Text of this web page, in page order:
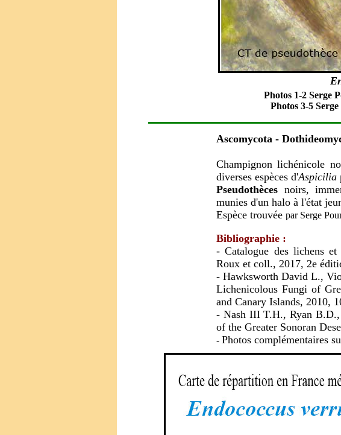
Photos 1-2 Serge
Photos 3-5
Ascomycota -
Champignon lichénicole
diverses espèces d'Aspicilia
Pseudothèces noirs,
munies d'un halo à l'état
Espèce trouvée par Serge
Bibliographie :
- Catalogue des lichens
Roux et coll., 2017, 2e
- Hawksworth David L.,
Lichenicolous Fungi of
and Canary Islands, 2010,
- Nash III T.H., Ryan
of the Greater Sonoran
- Photos complémentaires